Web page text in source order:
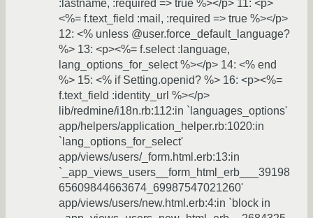
:lastname, :required => true %></p> 11: <p>
<%= f.text_field :mail, :required => true %></p>
12: <% unless @user.force_default_language?
%> 13: <p><%= f.select :language,
lang_options_for_select %></p> 14: <% end
%> 15: <% if Setting.openid? %> 16: <p><%=
f.text_field :identity_url %></p>
lib/redmine/i18n.rb:112:in `languages_options'
app/helpers/application_helper.rb:1020:in
`lang_options_for_select'
app/views/users/_form.html.erb:13:in
`_app_views_users__form_html_erb___39198
65609844663674_69987547021260'
app/views/users/new.html.erb:4:in `block in